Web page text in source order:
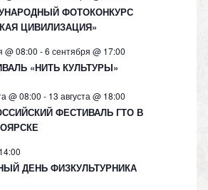
ФОТОКОНКУРС
ЦИВИЛИЗАЦИЯ»
@ 08:00 -6 сентября @ 17:00
«НИТЬ КУЛЬТУРЫ»
@ 08:00 - 13 августа @ 18:00
ФЕСТИВАЛЬ ГТО В
14:00
ДЕНЬ ФИЗКУЛЬТУРНИКА